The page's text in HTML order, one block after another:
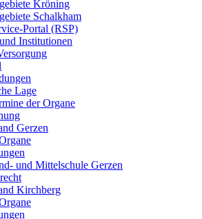
Kröning
Schalkham
Portal (RSP)
Institutionen
Lage
der Organe
Gerzen
und Mittelschule Gerzen
Kirchberg